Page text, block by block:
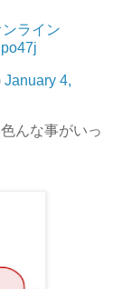
ライン
January 4,
んな事がいっ